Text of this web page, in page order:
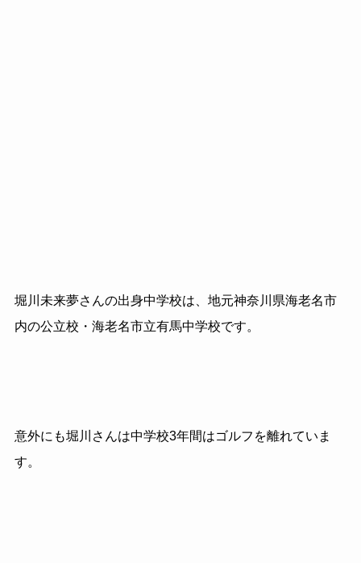
堀川未来夢さんの出身中学校は、地元神奈川県海老名市
内の公立校・海老名市立有馬中学校です。
意外にも堀川さんは中学校3年間はゴルフを離れていま
す。